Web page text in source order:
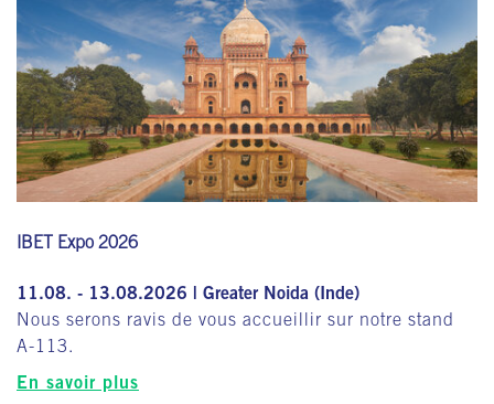
IBET Expo 2026
11.08. - 13.08.2026 | Greater Noida (Inde)
Nous serons ravis de vous accueillir sur notre stand
A-113.
En savoir plus